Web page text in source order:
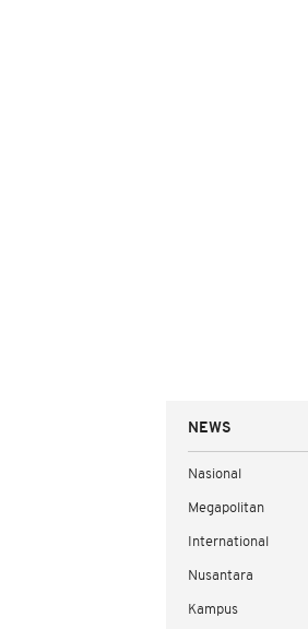
NEWS
Nasional
Megapolitan
International
Nusantara
Kampus